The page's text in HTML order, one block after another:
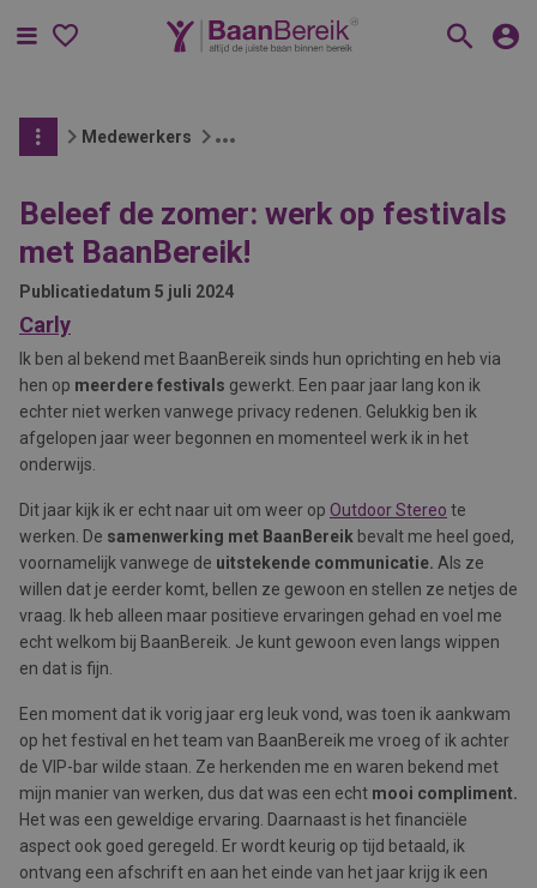
Menu
Medewerkers
Beleef de zomer: werk op festivals
met BaanBereik!
Publicatiedatum 5 juli 2024
Carly
Ik ben al bekend met BaanBereik sinds hun oprichting en heb via
hen op meerdere festivals gewerkt. Een paar jaar lang kon ik
echter niet werken vanwege privacy redenen. Gelukkig ben ik
afgelopen jaar weer begonnen en momenteel werk ik in het
onderwijs.
Dit jaar kijk ik er echt naar uit om weer op Outdoor Stereo te
werken. De samenwerking met BaanBereik bevalt me heel goed,
voornamelijk vanwege de uitstekende communicatie. Als ze
willen dat je eerder komt, bellen ze gewoon en stellen ze netjes de
vraag. Ik heb alleen maar positieve ervaringen gehad en voel me
echt welkom bij BaanBereik. Je kunt gewoon even langs wippen
en dat is fijn.
Een moment dat ik vorig jaar erg leuk vond, was toen ik aankwam
op het festival en het team van BaanBereik me vroeg of ik achter
de VIP-bar wilde staan. Ze herkenden me en waren bekend met
mijn manier van werken, dus dat was een echt mooi compliment.
Het was een geweldige ervaring. Daarnaast is het financiële
aspect ook goed geregeld. Er wordt keurig op tijd betaald, ik
ontvang een afschrift en aan het einde van het jaar krijg ik een